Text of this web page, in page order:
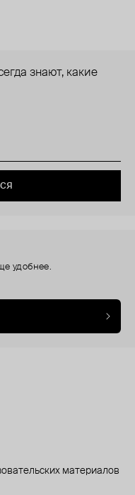
знают, какие
удобнее.
материалов